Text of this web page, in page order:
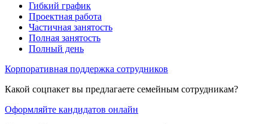
Гибкий график
Проектная работа
Частичная занятость
Полная занятость
Полный день
Корпоративная поддержка сотрудников
Какой соцпакет вы предлагаете семейным сотрудникам?
Оформляйте кандидатов онлайн